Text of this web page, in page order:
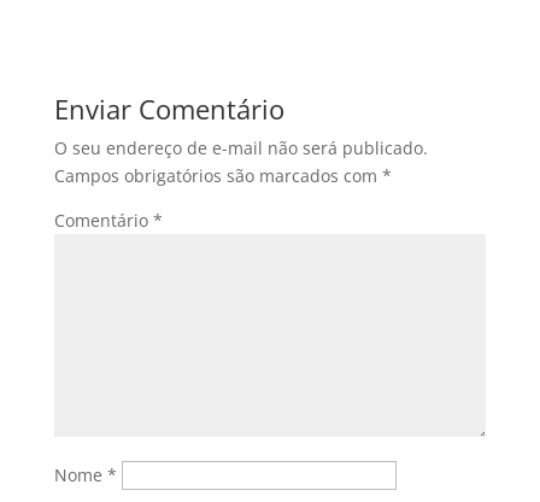
Enviar Comentário
O seu endereço de e-mail não será publicado.
Campos obrigatórios são marcados com *
Comentário *
Nome *